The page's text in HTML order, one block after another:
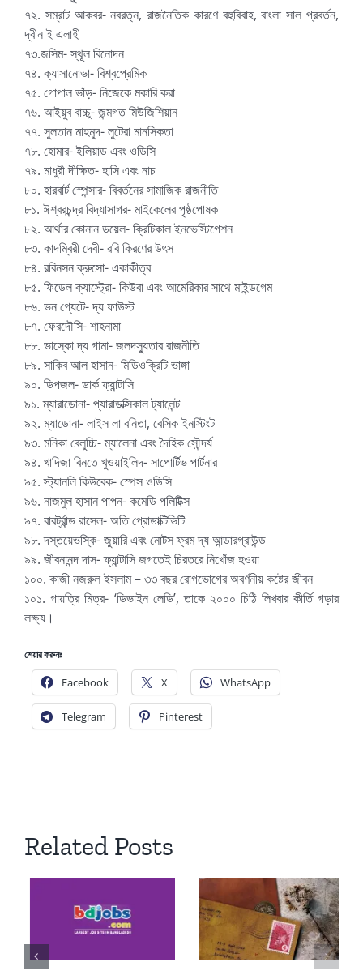
৭২. সম্রাট আকবর- নবরত্ন, রাজনৈতিক কারণে বহুবিবাহ, বাংলা সাল প্রবর্তন,
দ্বীন ই এলাহী
৭৩.জসিম- স্থূল বিনোদন
৭৪. ক্যাসানোভা- বিশ্বপ্রেমিক
৭৫. গোপাল ভাঁড়- নিজেকে মকারি করা
৭৬. আইয়ুব বাচ্চু- জন্মগত মিউজিশিয়ান
৭৭. সুলতান মাহমুদ- লুটেরা মানসিকতা
৭৮. হোমার- ইলিয়াড এবং ওডিসি
৭৯. মাধুরী দীক্ষিত- হাসি এবং নাচ
৮০. হারবার্ট স্পেন্সার- বিবর্তনের সামাজিক রাজনীতি
৮১. ঈশ্বরচন্দ্র বিদ্যাসাগর- মাইকেলের পৃষ্ঠপোষক
৮২. আর্থার কোনান ডয়েল- ক্রিটিকাল ইনভেস্টিগেশন
৮৩. কাদম্বিরী দেবী- রবি কিরণের উৎস
৮৪. রবিনসন ক্রুসো- একাকীত্ব
৮৫. ফিডেল ক্যাস্ট্রো- কিউবা এবং আমেরিকার সাথে মাইন্ডগেম
৮৬. ভন গ্যেটে- দ্য ফাউস্ট
৮৭. ফেরদৌসি- শাহনামা
৮৮. ভাস্কো দ্য গামা- জলদস্যুতার রাজনীতি
৮৯. সাকিব আল হাসান- মিডিওক্রিটি ভাঙ্গা
৯০. ডিপজল- ডার্ক ফ্যান্টাসি
৯১. ম্যারাডোনা- প্যারাডক্সিকাল ট্যালেন্ট
৯২. ম্যাডোনা- লাইস লা বনিতা, বেসিক ইনস্টিংট
৯৩. মনিকা বেলুচ্চি- ম্যালেনা এবং দৈহিক সৌন্দর্য
৯৪. খাদিজা বিনতে খুওয়াইলিদ- সাপোর্টিভ পার্টনার
৯৫. স্ট্যানলি কিউবেক- স্পেস ওডিসি
৯৬. নাজমুল হাসান পাপন- কমেডি পলিটিক্স
৯৭. বারর্ট্রান্ড রাসেল- অতি প্রোডাক্টিভিটি
৯৮. দস্তয়েভস্কি- জুয়ারি এবং নোটস ফ্রম দ্য আন্ডারগ্রাউন্ড
৯৯. জীবনানন্দ দাস- ফ্যান্টাসি জগতেই চিরতরে নিখোঁজ হওয়া
১০০. কাজী নজরুল ইসলাম – ৩৩ বছর রোগভোগের অবর্ণনীয় কষ্টের জীবন
১০১. গায়ত্রি মিত্র- ‘ডিভাইন লেডি’, তাকে ২০০০ চিঠি লিখবার কীর্তি গড়ার
লক্ষ্য।
শেয়ার করুনঃ
Facebook X WhatsApp
Telegram Pinterest
Related Posts